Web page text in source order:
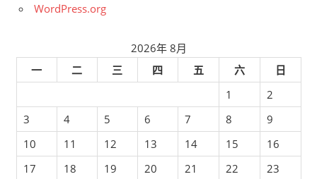
WordPress.org
2026年 8月
一
二 三 四 五 六
日
1
2
3
4 5 6 7 8
9
10
11 12 13 14 15
16
17
18 19 20 21 22
23